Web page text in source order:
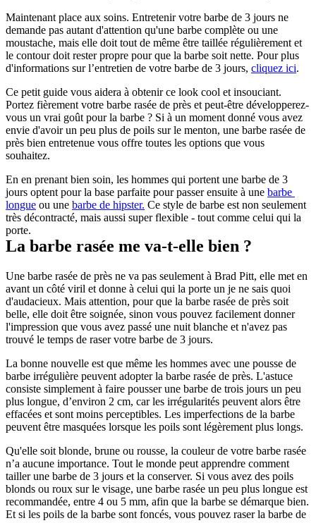
Maintenant place aux soins. Entretenir votre barbe de 3 jours ne
demande pas autant d'attention qu'une barbe complète ou une
moustache, mais elle doit tout de même être taillée régulièrement et
le contour doit rester propre pour que la barbe soit nette. Pour plus
d'informations sur l’entretien de votre barbe de 3 jours, cliquez ici.
Ce petit guide vous aidera à obtenir ce look cool et insouciant.
Portez fièrement votre barbe rasée de près et peut-être développerez-
vous un vrai goût pour la barbe ? Si à un moment donné vous avez
envie d'avoir un peu plus de poils sur le menton, une barbe rasée de
près bien entretenue vous offre toutes les options que vous
souhaitez.
En en prenant bien soin, les hommes qui portent une barbe de 3
jours optent pour la base parfaite pour passer ensuite à une barbe
longue ou une barbe de hipster. Ce style de barbe est non seulement
très décontracté, mais aussi super flexible - tout comme celui qui la
porte.
La barbe rasée me va-t-elle bien ?
Une barbe rasée de près ne va pas seulement à Brad Pitt, elle met en
avant un côté viril et donne à celui qui la porte un je ne sais quoi
d'audacieux. Mais attention, pour que la barbe rasée de près soit
belle, elle doit être soignée, sinon vous pouvez facilement donner
l'impression que vous avez passé une nuit blanche et n'avez pas
trouvé le temps de raser votre barbe de 3 jours.
La bonne nouvelle est que même les hommes avec une pousse de
barbe irrégulière peuvent adopter la barbe rasée de près. L'astuce
consiste simplement à faire pousser une barbe de trois jours un peu
plus longue, d’environ 2 cm, car les irrégularités peuvent alors être
effacées et sont moins perceptibles. Les imperfections de la barbe
peuvent être masquées lorsque les poils sont légèrement plus longs.
Qu'elle soit blonde, brune ou rousse, la couleur de votre barbe rasée
n’a aucune importance. Tout le monde peut apprendre comment
tailler une barbe de 3 jours et la conserver. Si vous avez des poils
blonds ou roux sur le visage, une barbe rasée un peu plus longue est
recommandée, entre 4 ou 5 mm, afin que la barbe se démarque bien.
Et si les poils de la barbe sont foncés, vous pouvez raser la barbe de